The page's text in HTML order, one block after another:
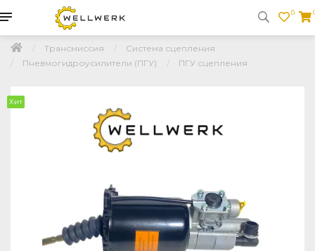
0
Трансмиссия
Система сцепления
Пневмогидроусилители (ПГУ)
ПГУ сцепления
Хит